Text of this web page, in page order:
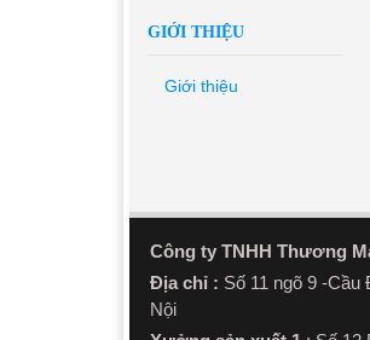
GIỚI THIỆU
Giới thiệu
Công ty TNHH Thương
Địa chỉ : Số 11 ngõ 9 -
Nội